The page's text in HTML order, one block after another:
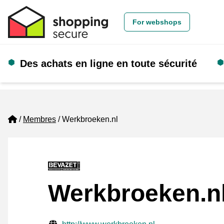
For webshops
Des achats en ligne en toute sécurité
Home
Membres Werkbroeken.nl
Werkbroeken.nl